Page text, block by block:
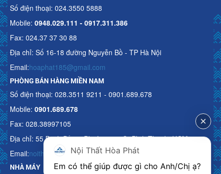
Số điện thoại: 024.3550 5888
Mobile: 0948.029.111 - 0917.311.386
Fax: 024.37 37 30 88
Địa chỉ: Số 16-18 đường Nguyễn Bồ - TP Hà Nội
Email:hoaphat185@gmail.com
PHÒNG BÁN HÀNG MIỀN NAM
Số điện thoại: 028.3511 9211 - 0901.689.678
Mobile: 0901.689.678
Fax: 028.38997105
Địa chỉ: 55 Bạch Đằng, Phường 15, Q. Bình Thạnh, HCM
Email:noithathoaphattot@gmail.com
NHÀ MÁY
Nội Thất Hòa Phát